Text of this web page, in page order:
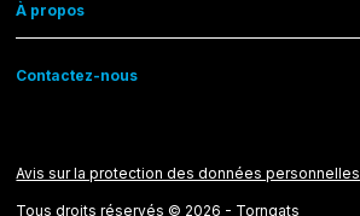
À propos
Contactez-nous
Tous droits réservés © 2026 - Torngats
Avis sur la protection des données personnelles